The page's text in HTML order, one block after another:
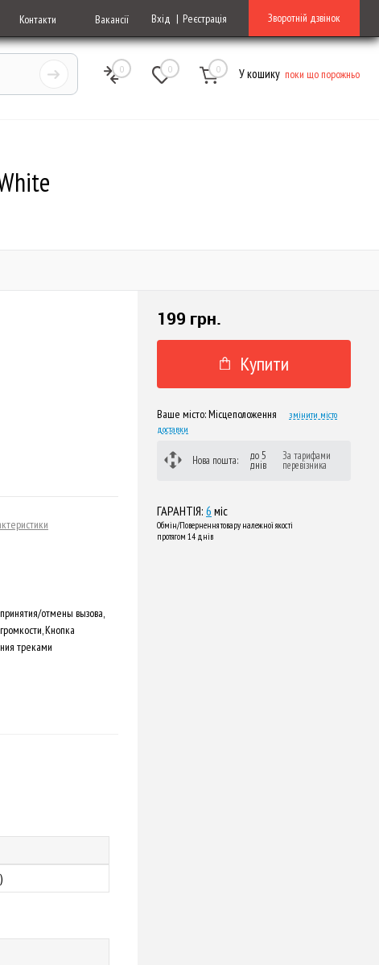
Контакти Вакансії Вхід Реєстрація Зворотній дзвінок
0 0 0 У кошику поки що порожньо
отмены вызова,
Кнопка
треками
199 грн.
Купити
Ваше місто:Місцеположення
змінити місто
доставки
Нова пошта: до 5
днів
За тарифами
перевізника
ГАРАНТІЯ: 6 міс
Обмін/Повернення товару належної якості
протягом 14 днів